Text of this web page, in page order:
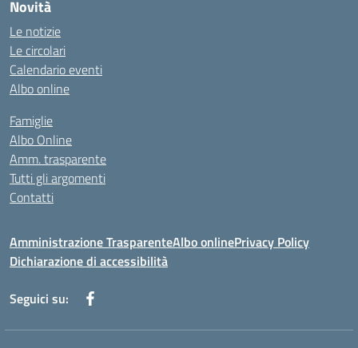
Novità
Le notizie
Le circolari
Calendario eventi
Albo online
Famiglie
Albo Online
Amm. trasparente
Tutti gli argomenti
Contatti
Amministrazione TrasparenteAlbo onlinePrivacy Policy
Dichiarazione di accessibilità
Seguici su: